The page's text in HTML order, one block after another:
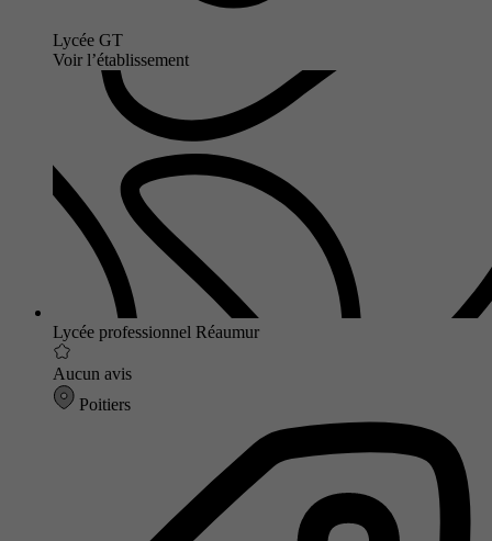
Lycée GT
Voir l’établissement
Lycée professionnel Réaumur
Aucun avis
Poitiers